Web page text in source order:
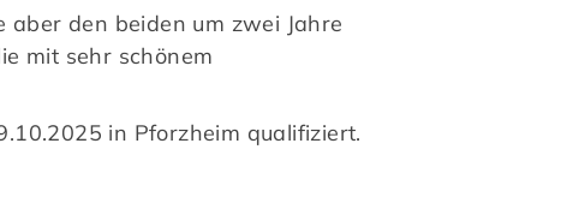
aber den beiden um zwei Jahre
mit sehr schönem
in Pforzheim qualifiziert.